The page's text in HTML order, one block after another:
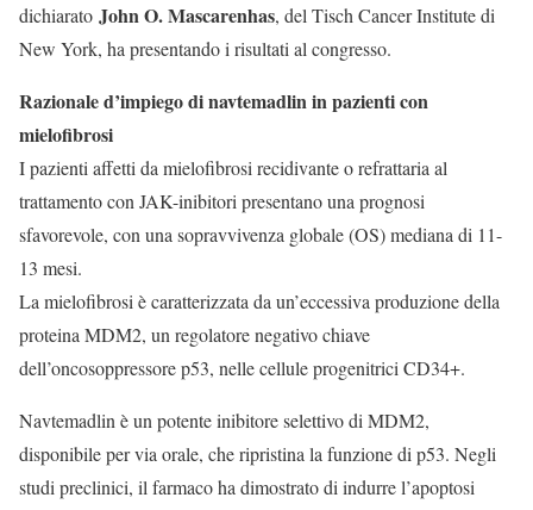
dichiarato John O. Mascarenhas, del Tisch Cancer Institute di
New York, ha presentando i risultati al congresso.
Razionale d’impiego di navtemadlin in pazienti con
mielofibrosi
I pazienti affetti da mielofibrosi recidivante o refrattaria al
trattamento con JAK-inibitori presentano una prognosi
sfavorevole, con una sopravvivenza globale (OS) mediana di 11-
13 mesi.
La mielofibrosi è caratterizzata da un’eccessiva produzione della
proteina MDM2, un regolatore negativo chiave
dell’oncosoppressore p53, nelle cellule progenitrici CD34+.
Navtemadlin è un potente inibitore selettivo di MDM2,
disponibile per via orale, che ripristina la funzione di p53. Negli
studi preclinici, il farmaco ha dimostrato di indurre l’apoptosi